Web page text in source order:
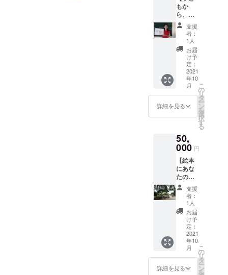
様子な
どをま
とめた
ビデオ
を、編
集した
動画を
クラウ
ドにて
アップ
し、各
自でダ
ウン
で、お
送りい
たしま
す。
もか
ら、お
礼のビ
デオ
メッ
セージ
をもら
える
コー
ス】 小
学校や
フリー
スクー
ルにて
絵本と
を配布
する
際、現
地とオ
ンライ
ンで繋
ぎ、様
子をご
覧いた
だきま
（2021
年10月
上旬の
定）。
ご都合
支援
者：
1人
お届
け予
定：
2021
年10
月
詳細を見る
こ
の
リ
タ
ー
ン
を
選
択
す
る
50,
000 円
【絵本
にあな
たの名
前が載
るコー
ス】 小
学校や
フリー
スクー
ルにて
絵本と
お菓子
を配布
する
支援
者：
1人
お届
け予
定：
2021
年10
月
詳細を見る
こ
の
リ
タ
ー
ン
を